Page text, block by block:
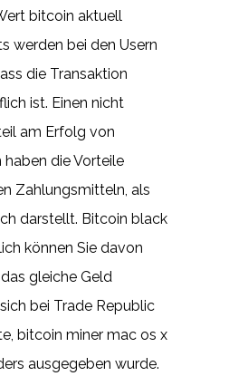
bitcoin aktuell
werden bei den Usern
die Transaktion
ist. Einen nicht
am Erfolg von
die Vorteile
Zahlungsmitteln, als
darstellt. Bitcoin black
können Sie davon
gleiche Geld
bei Trade Republic
bitcoin miner mac os x
ausgegeben wurde.